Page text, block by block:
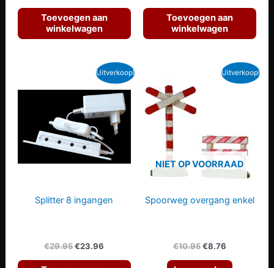
was:
€11.99.
is:
€9.59.
Toevoegen aan
winkelwagen
was:
€24.95.
is:
Toevoegen aan
winkelwagen
Uitverkoop!
Splitter 8 ingangen
€29.95Oorspronkelijke
€23.96
Uitverkoop!
NIET OP VOORRAAD
Spoorweg overgang enkel
€10.95Oorspronkelijke
€8.76